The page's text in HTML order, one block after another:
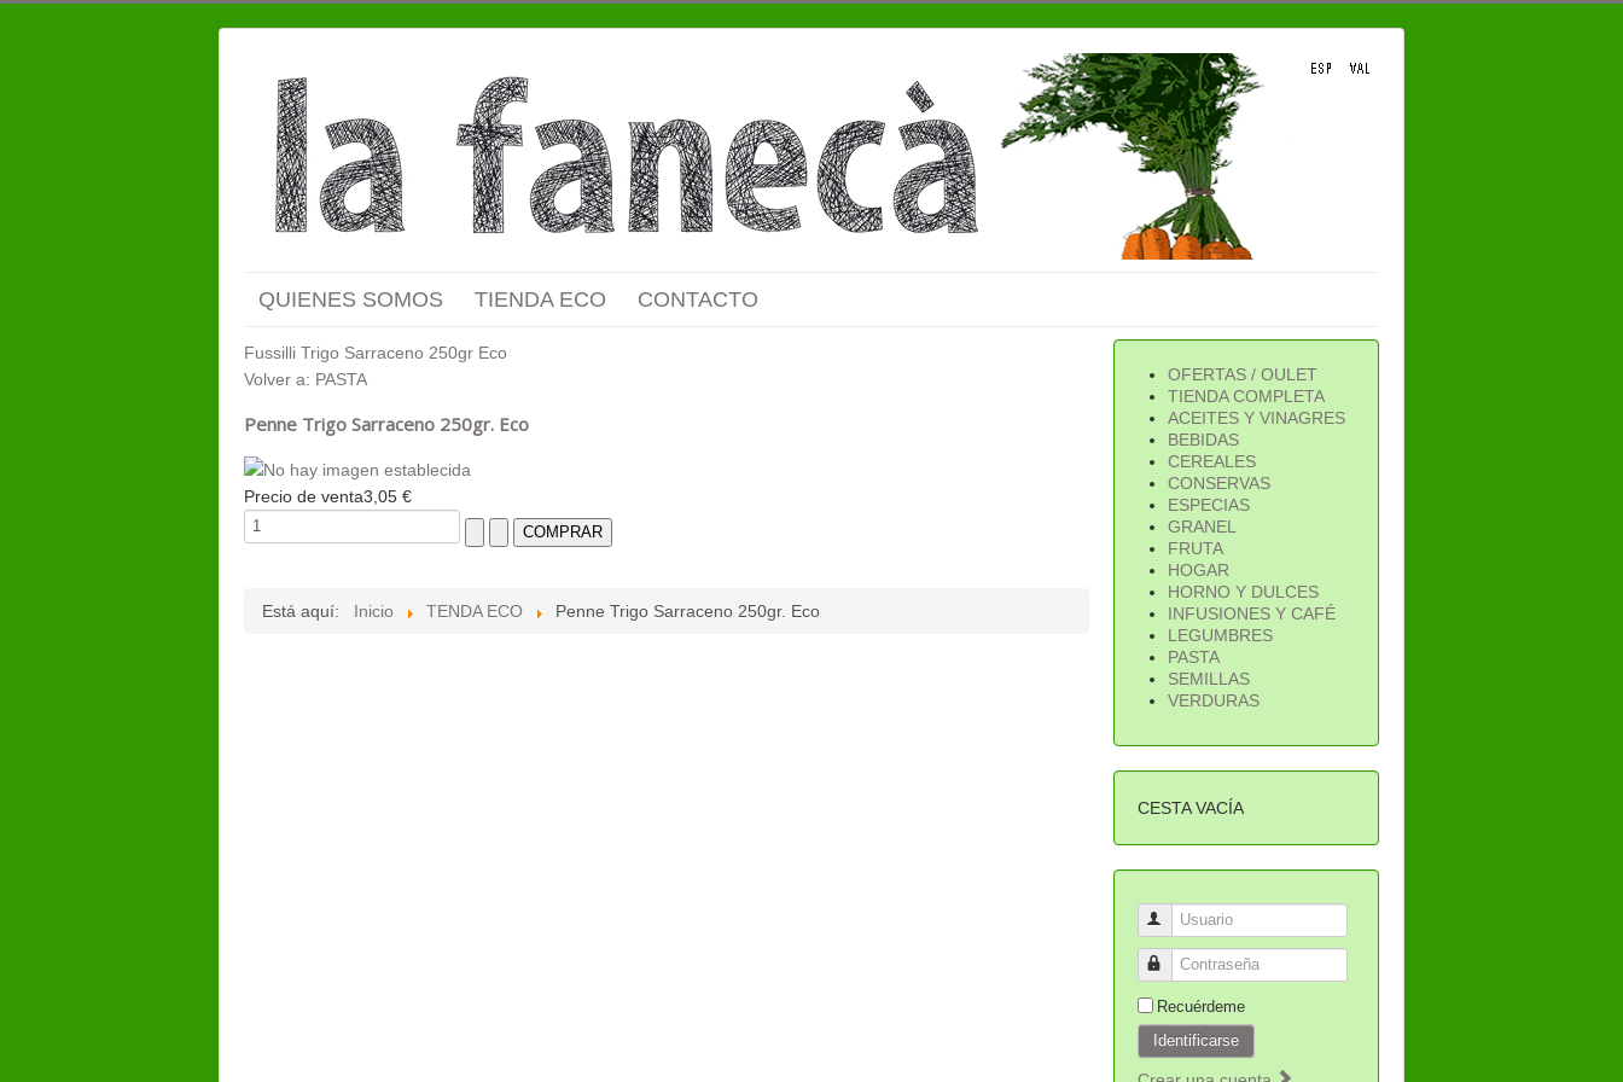
QUIENES SOMOS TIENDA ECO CONTACTO
Fussilli Trigo Sarraceno 250gr Eco
Volver a: PASTA
Penne Trigo Sarraceno 250gr. Eco
Precio de venta3,05 €
Está aquí: Inicio TENDA ECO Penne Trigo Sarraceno 250gr. Eco
OFERTAS / OULET
TIENDA COMPLETA
ACEITES Y VINAGRES
BEBIDAS
CEREALES
CONSERVAS
ESPECIAS
GRANEL
FRUTA
HOGAR
HORNO Y DULCES
INFUSIONES Y CAFÉ
LEGUMBRES
PASTA
SEMILLAS
VERDURAS
CESTA VACÍA
Usuario
Contraseña
Recuérdeme
Identificarse